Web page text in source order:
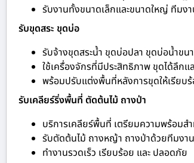
รับงานทั้งขนาดเล็กและขนาดใหญ่ ทีมง
รับขุดสระ ขุดบ่อ
รับจ้างขุดสระน้ำ ขุดบ่อปลา ขุดบ่อน้ำขน
ใช้เครื่องจักรที่มีประสิทธิภาพ ขุดได้ลึกแ
พร้อมปรับแต่งพื้นที่หลังการขุดให้เรียบ
รับเคลียร์ริ่งพื้นที่ ตัดต้นไม้ ถางป่า
บริการเคลียร์พื้นที่ เตรียมความพร้อมส
รับตัดต้นไม้ ถางหญ้า ถางป่าด้วยทีมงา
ทำงานรวดเร็ว เรียบร้อย และ ปลอดภัย